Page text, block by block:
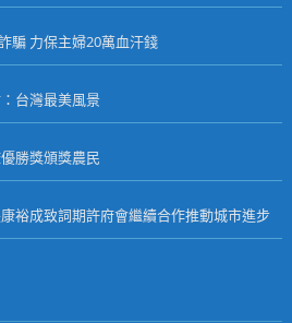
騙 力保主婦20萬血汗錢
台灣最美風景
勝獎頒獎農民
裕成致詞期許府會繼續合作推動城市進步